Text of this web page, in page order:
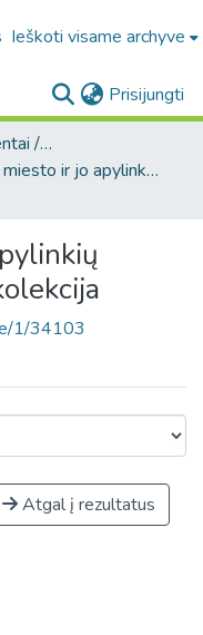
Ieškoti visame archyve
Prisijungti
4.3. Vaizdiniai dokumentai / Visual documents
Varėna : miesto ir jo apylinkių fotografinių atvirukų kolekcija
1/34103
Atgal į rezultatus